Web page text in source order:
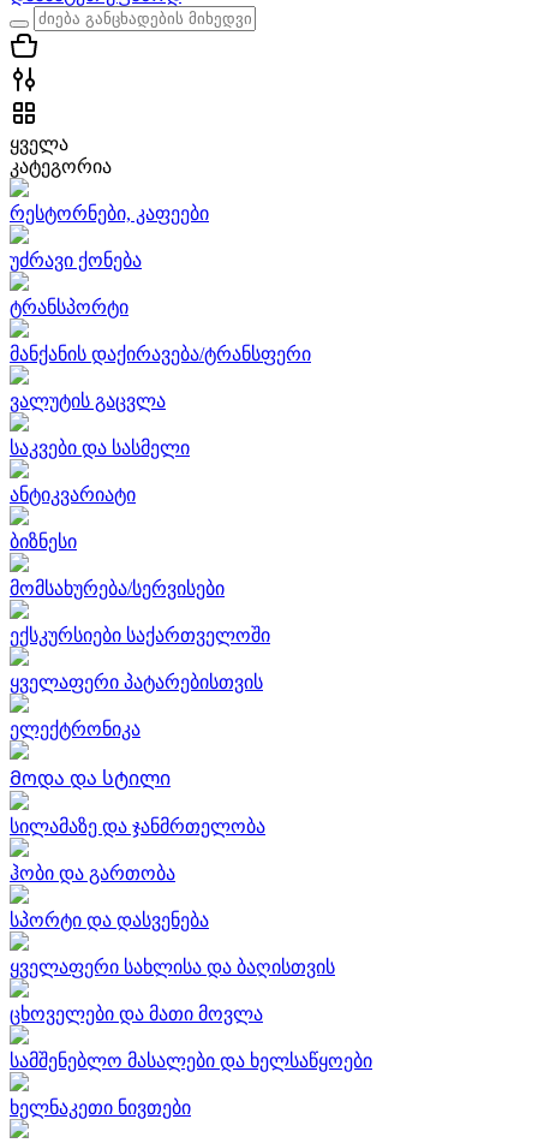
ყველა
კატეგორია
რესტორნები, კაფეები
უძრავი ქონება
ტრანსპორტი
მანქანის დაქირავება/ტრანსფერი
ვალუტის გაცვლა
საკვები და სასმელი
ანტიკვარიატი
ბიზნესი
მომსახურება/სერვისები
ექსკურსიები საქართველოში
ყველაფერი პატარებისთვის
ელექტრონიკა
Მოდა და სტილი
სილამაზე და ჯანმრთელობა
ჰობი და გართობა
სპორტი და დასვენება
ყველაფერი სახლისა და ბაღისთვის
ცხოველები და მათი მოვლა
სამშენებლო მასალები და ხელსაწყოები
ხელნაკეთი ნივთები